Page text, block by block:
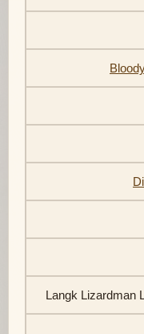
Langk Lizardman